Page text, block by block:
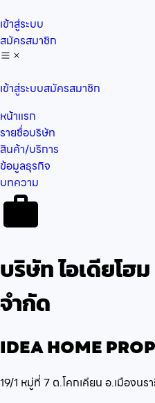
เข้าสู่ระบบ
สมัครสมาชิก
เข้าสู่ระบบสมัครสมาชิก
หน้าแรก
รายชื่อบริษัท
สินค้า/บริการ
ข้อมูลธุรกิจ
บทความ
บริษัท ไอเดียโฮ
จำกัด
IDEA HOME
19/1 หมู่ที่ 7 ต.โคกเคียน อ.เมืองน